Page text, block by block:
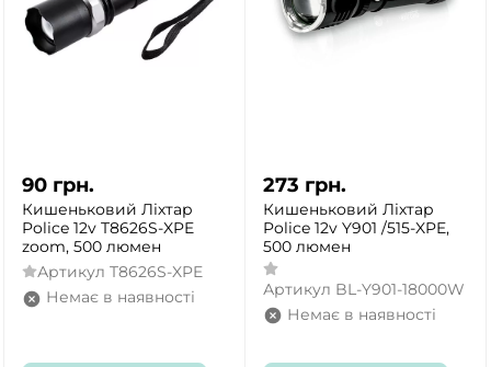
90 грн.
Кишеньковий Ліхтар
Police 12v T8626S-XPE
zoom, 500 люмен
Артикул T8626S-XPE
Немає в наявності
273 грн.
Кишеньковий Ліхтар
Police 12v Y901 /515-XPE,
500 люмен
Артикул BL-Y901-18000W
Немає в наявності